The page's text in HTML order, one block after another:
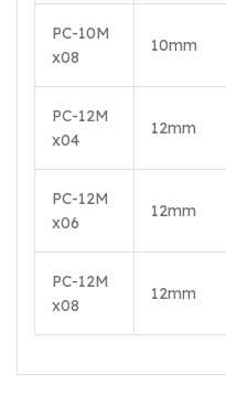
PC-10M
x08
10mm
PC-12M
x04
12mm
PC-12M
x06
12mm
PC-12M
x08
12mm